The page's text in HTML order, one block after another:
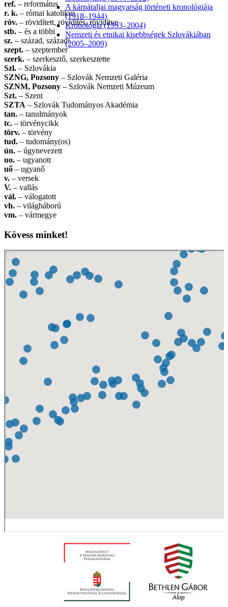
A kárpátaljai magyarság történeti kronológiája
(1918–1944)
Kronológia (1993–2004)
Nemzeti és etnikai kisebbségek Szlovákiában
(2005–2009)
ref. – református
r. k. – római katolikus
röv. – rövidített, rövidítés, rövidítve
stb. – és a többi
sz. – század, századi
szept. – szeptember
szerk. – szerkesztő, szerkesztette
Szl. – Szlovákia
SZNG, Pozsony – Szlovák Nemzeti Galéria
SZNM, Pozsony – Szlovák Nemzeti Múzeum
Szt. – Szent
SZTA – Szlovák Tudományos Akadémia
tan. – tanulmányok
tc. – törvénycikk
törv. – törvény
tud. – tudomány(os)
ún. – úgynevezett
uo. – ugyanott
uő – ugyanő
v. – versek
V. – vallás
vál. – válogatott
vh. – világháború
vm. – vármegye
Kövess minket!